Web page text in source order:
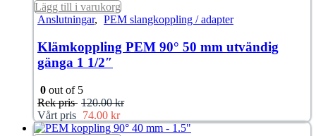
Lägg till i varukorg
Anslutningar, PEM slangkoppling / adapter
Klämkoppling PEM 90° 50 mm utvändig
gänga 1 1/2″
0 out of 5
Rek pris 120.00kr
Vårt pris 74.00 kr